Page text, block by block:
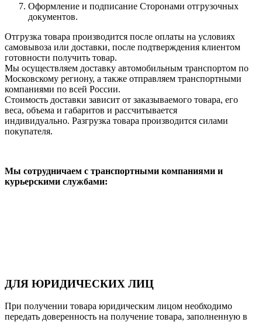
Оформление и подписание Сторонами отгрузочных
документов.
Отгрузка товара производится после оплаты на условиях
самовывоза или доставки, после подтверждения клиентом
готовности получить товар.
Мы осуществляем доставку автомобильным транспортом по
Московскому региону, а также отправляем транспортными
компаниями по всей России.
Стоимость доставки зависит от заказываемого товара, его
веса, объема и габаритов и рассчитывается
индивидуально. Разгрузка товара производится силами
покупателя.
Мы сотрудничаем с транспортными компаниями и
курьерскими службами:
ДЛЯ ЮРИДИЧЕСКИХ ЛИЦ
При получении товара юридическим лицом необходимо
передать доверенность на получение товара, заполненную в